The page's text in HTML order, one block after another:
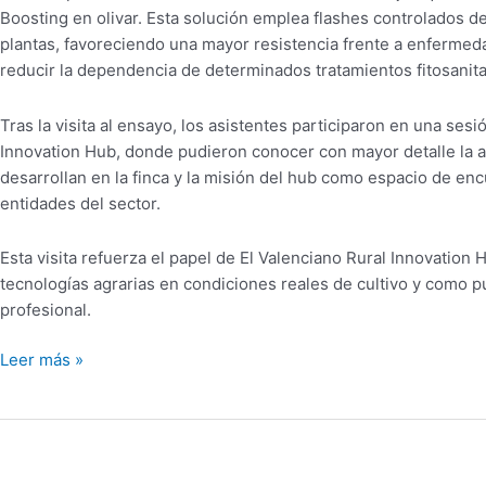
Boosting en olivar. Esta solución emplea flashes controlados
plantas, favoreciendo una mayor resistencia frente a
reducir la dependencia de determinados tratamientos
Tras la visita al ensayo, los asistentes participaron en una
Innovation Hub, donde pudieron conocer con mayor detalle
desarrollan en la finca y la misión del hub como espacio de
entidades del sector.
Esta visita refuerza el papel de El Valenciano Rural
tecnologías agrarias en condiciones reales de cultivo y como
profesional.
Leer más »